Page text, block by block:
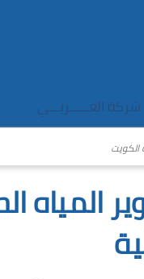
شركة العــــــربـــي
المياه